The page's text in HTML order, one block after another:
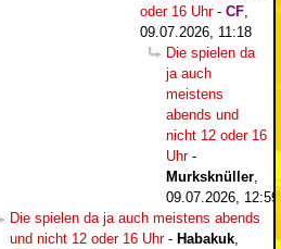
oder 16 Uhr- CF
09.07.2026, 11:18
Die spielen da
ja auch
meistens
abends und
nicht 12 oder 16
Uhr-
Murksknüller
09.07.2026, 12:59
Die spielen da ja auch meistens abends
und nicht 12 oder 16 Uhr- Habakuk